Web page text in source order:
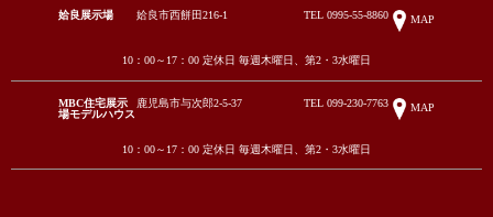
姶良展示場 姶良市西餅田216-1 TEL0995-55-8860 MAP
10：00～17：00 定休日 毎週木曜日、第2・3水曜日
MBC住宅展示
場モデルハウス
鹿児島市与次郎2-5-37 TEL099-230-7763 MAP
10：00～17：00 定休日 毎週木曜日、第2・3水曜日